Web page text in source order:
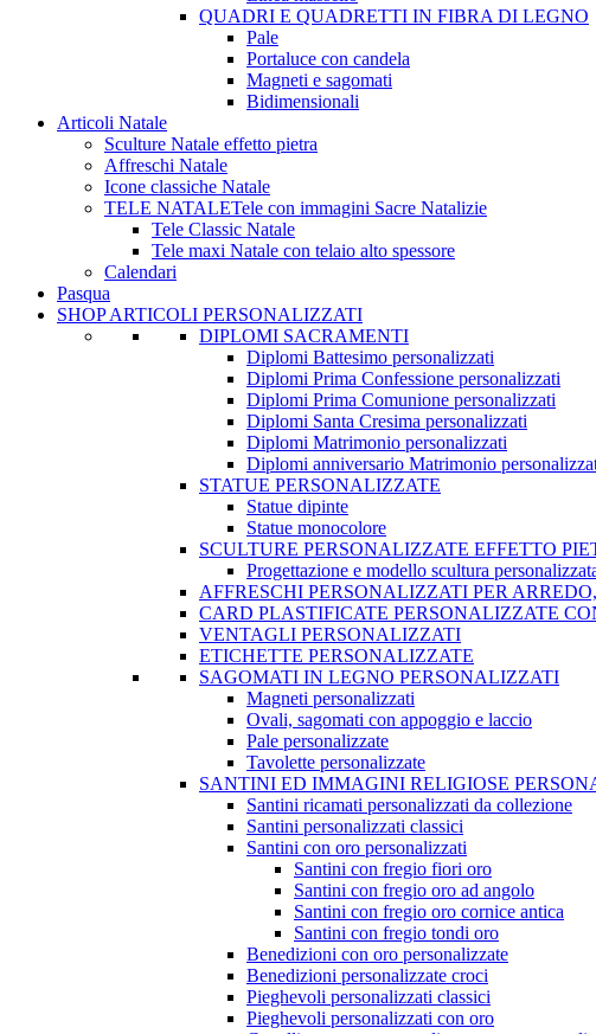
QUADRI E QUADRETTI IN FIBRA DI LEGNO
Pale
Portaluce con candela
Magneti e sagomati
Bidimensionali
Articoli Natale
Sculture Natale effetto pietra
Affreschi Natale
Icone classiche Natale
TELE NATALETele con immagini Sacre Natalizie
Tele Classic Natale
Tele maxi Natale con telaio alto spessore
Calendari
Pasqua
SHOP ARTICOLI PERSONALIZZATI
DIPLOMI SACRAMENTI
Diplomi Battesimo personalizzati
Diplomi Prima Confessione personalizzati
Diplomi Prima Comunione personalizzati
Diplomi Santa Cresima personalizzati
Diplomi Matrimonio personalizzati
Diplomi anniversario Matrimonio
STATUE PERSONALIZZATE
Statue dipinte
Statue monocolore
SCULTURE PERSONALIZZATE EFFETTO
Progettazione e modello scultura
AFFRESCHI PERSONALIZZATI PER
CARD PLASTIFICATE PERSONALIZZATE
VENTAGLI PERSONALIZZATI
ETICHETTE PERSONALIZZATE
SAGOMATI IN LEGNO PERSONALIZZATI
Magneti personalizzati
Ovali, sagomati con appoggio e laccio
Pale personalizzate
Tavolette personalizzate
SANTINI ED IMMAGINI RELIGIOSE
Santini ricamati personalizzati da collezione
Santini personalizzati classici
Santini con oro personalizzati
Santini con fregio fiori oro
Santini con fregio oro ad angolo
Santini con fregio oro cornice antica
Santini con fregio tondi oro
Benedizioni con oro personalizzate
Benedizioni personalizzate croci
Pieghevoli personalizzati classici
Pieghevoli personalizzati con oro